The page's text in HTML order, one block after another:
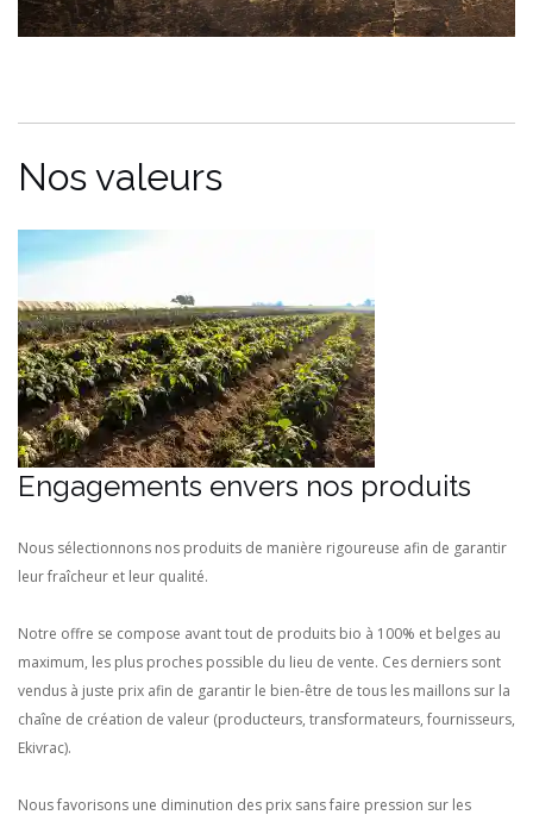
Nos valeurs
Engagements envers nos produits
Nous sélectionnons nos produits de manière rigoureuse afin de garantir
leur fraîcheur et leur qualité.
Notre offre se compose avant tout de produits bio à 100% et belges au
maximum, les plus proches possible du lieu de vente. Ces derniers sont
vendus à juste prix afin de garantir le bien-être de tous les maillons sur la
chaîne de création de valeur (producteurs, transformateurs, fournisseurs,
Ekivrac).
Nous favorisons une diminution des prix sans faire pression sur les